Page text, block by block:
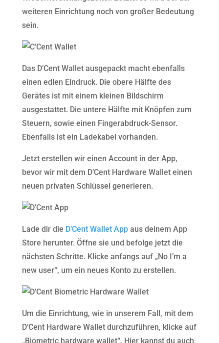
weiteren Einrichtung noch von großer Bedeutung
sein.
Das D’Cent Wallet ausgepackt macht ebenfalls
einen edlen Eindruck. Die obere Hälfte des
Gerätes ist mit einem kleinen Bildschirm
ausgestattet. Die untere Hälfte mit Knöpfen zum
Steuern, sowie einen Fingerabdruck-Sensor.
Ebenfalls ist ein Ladekabel vorhanden.
Jetzt erstellen wir einen Account in der App,
bevor wir mit dem D’Cent Hardware Wallet einen
neuen privaten Schlüssel generieren.
Lade dir die D’Cent Wallet Appaus deinem App
Store herunter. Öffne sie und befolge jetzt die
nächsten Schritte. Klicke anfangs auf „No I’m a
new user“, um ein neues Konto zu erstellen.
Um die Einrichtung, wie in unserem Fall, mit dem
D’Cent Hardware Wallet durchzuführen, klicke auf
„Biometric hardware wallet“. Hier kannst du auch